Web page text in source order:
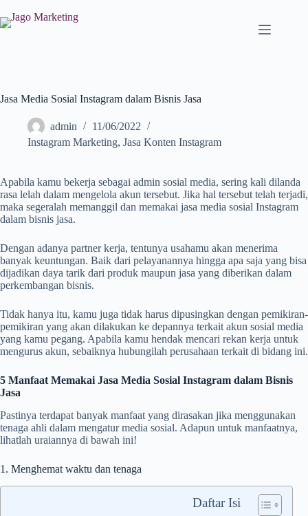
Jasa Media Sosial Instagram dalam Bisnis Jasa
admin
11/06/2022
Instagram Marketing, Jasa Konten Instagram
Apabila kamu bekerja sebagai admin sosial media, sering kali dilanda
rasa lelah dalam mengelola akun tersebut. Jika hal tersebut telah terjadi,
maka segeralah memanggil dan memakai jasa media sosial Instagram
dalam bisnis jasa.
Dengan adanya partner kerja, tentunya usahamu akan menerima
banyak keuntungan. Baik dari pelayanannya hingga apa saja yang bisa
dijadikan daya tarik dari produk maupun jasa yang diberikan dalam
perkembangan bisnis.
Tidak hanya itu, kamu juga tidak harus dipusingkan dengan pemikiran-
pemikiran yang akan dilakukan ke depannya terkait akun sosial media
yang kamu pegang. Apabila kamu hendak mencari rekan kerja untuk
mengurus akun, sebaiknya hubungilah perusahaan terkait di bidang ini.
5 Manfaat Memakai Jasa Media Sosial Instagram dalam Bisnis
Jasa
Pastinya terdapat banyak manfaat yang dirasakan jika menggunakan
tenaga ahli dalam mengatur media sosial. Adapun untuk manfaatnya,
lihatlah uraiannya di bawah ini!
1. Menghemat waktu dan tenaga
Daftar Isi